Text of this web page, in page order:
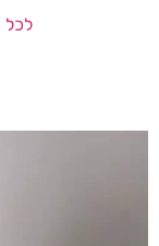
לכל